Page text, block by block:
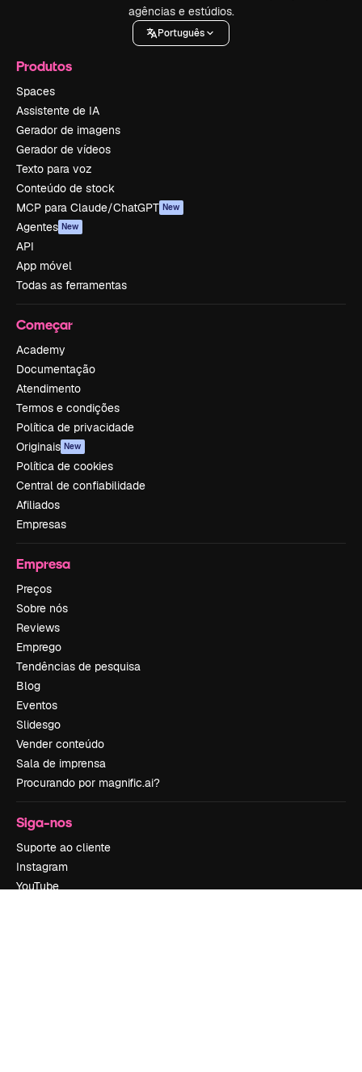
agências e estúdios.
Português
Produtos
Spaces
Assistente de IA
Gerador de imagens
Gerador de vídeos
Texto para voz
Conteúdo de stock
MCP para Claude/ChatGPT New
Agentes New
API
App móvel
Todas as ferramentas
Começar
Academy
Documentação
Atendimento
Termos e condições
Política de privacidade
Originais New
Política de cookies
Central de confiabilidade
Afiliados
Empresas
Empresa
Preços
Sobre nós
Reviews
Emprego
Tendências de pesquisa
Blog
Eventos
Slidesgo
Vender conteúdo
Sala de imprensa
Procurando por magnific.ai?
Siga-nos
Suporte ao cliente
Instagram
YouTube